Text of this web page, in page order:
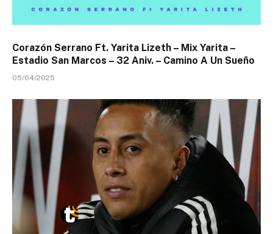
Corazón Serrano Ft. Yarita Lizeth – Mix Yarita –
Estadio San Marcos – 32 Aniv. – Camino A Un Sueño
05/04/2025